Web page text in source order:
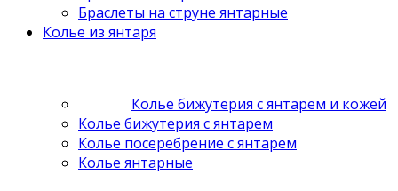
Браслеты на струне янтарные
Колье из янтаря
Колье бижутерия с янтарем и кожей
Колье бижутерия с янтарем
Колье посеребрение с янтарем
Колье янтарные